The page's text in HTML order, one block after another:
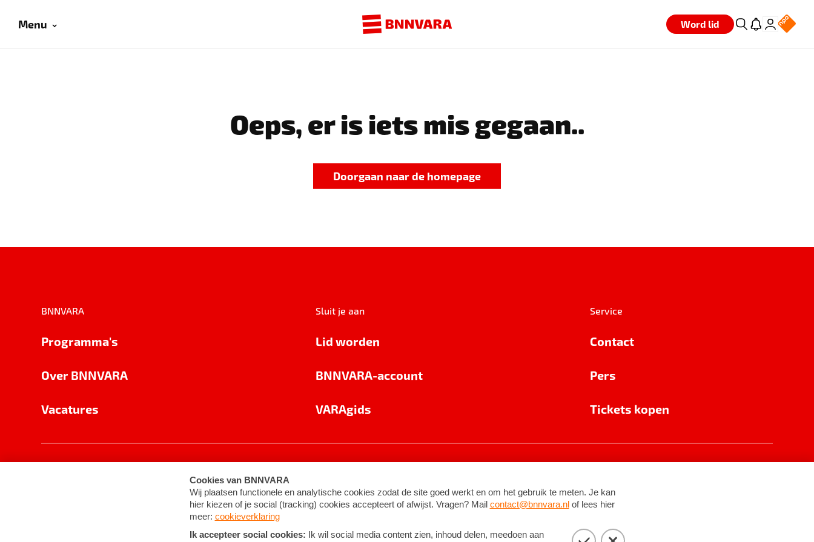
Menu Word lid
Oeps, er is iets mis gegaan..
Doorgaan naar de homepage
BNNVARA
Programma's
Over BNNVARA
Vacatures
Sluit je aan
Lid worden
BNNVARA-account
VARAgids
Service
Contact
Pers
Tickets kopen
Cookie-instellingen Algemene voorwaarden ©2026BNNVARA